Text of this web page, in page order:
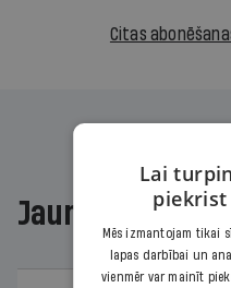
Citas
Jaunākajā
Lai
piekrist
Mēs izmantojam tikai
lapas darbībai un
vienmēr var mainīt